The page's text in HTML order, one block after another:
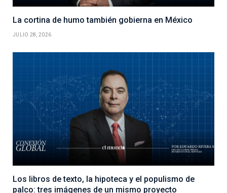
La cortina de humo también gobierna en México
JULIO 28, 2026
Los libros de texto, la hipoteca y el populismo de
palco: tres imágenes de un mismo proyecto